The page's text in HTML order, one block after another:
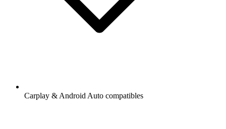
Carplay & Android Auto compatibles